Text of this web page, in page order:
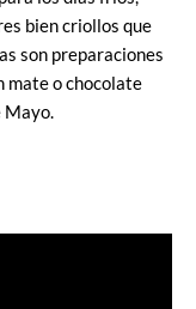
bien criollos que
son preparaciones
mate o chocolate
Mayo.